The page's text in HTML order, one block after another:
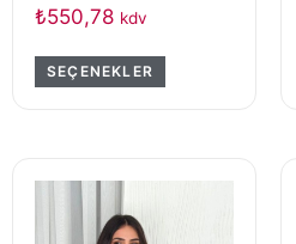
₺550,78 kdv
SEÇENEKLER